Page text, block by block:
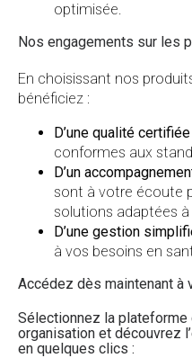
optimisée.
Nos engagements sur les
En choisissant nos
bénéficiez :
D’une qualité certifiée
conformes aux
D’un
sont à votre écoute
solutions adaptées à
D’une gestion
à vos besoins en
Accédez dès maintenant à
Sélectionnez la plateforme
organisation et découvrez
en quelques clics :